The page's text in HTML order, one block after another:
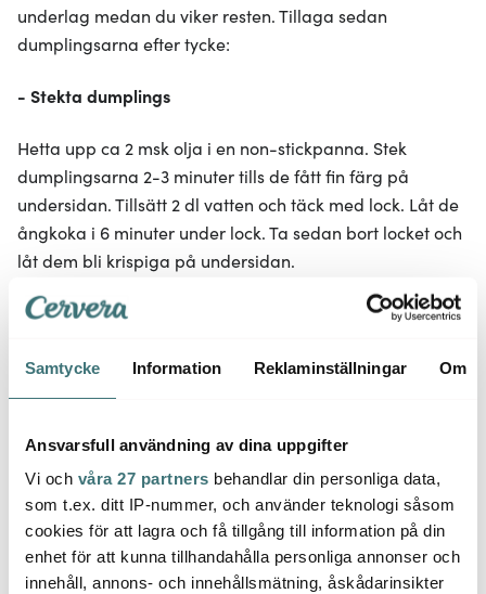
Samtycke Information Reklaminställningar Om
Ansvarsfull användning av dina uppgifter
Vi och våra 27 partners behandlar din personliga data,
som t.ex. ditt IP-nummer, och använder teknologi såsom
cookies för att lagra och få tillgång till information på din
enhet för att kunna tillhandahålla personliga annonser och
innehåll, annons- och innehållsmätning, åskådarinsikter
underlag medan du viker resten. Tillaga sedan
dumplingsarna efter tycke:
- Stekta dumplings
Hetta upp ca 2 msk olja i en non-stickpanna. Stek
dumplingsarna 2-3 minuter tills de fått fin färg på
undersidan. Tillsätt 2 dl vatten och täck med lock. Låt de
ångkoka i 6 minuter under lock. Ta sedan bort locket och
låt dem bli krispiga på undersidan.
- Ångade dumplings
Lägg dumplings på en bit bakplåtspapper i en
bambukorg. Koka upp vatten på hög värme och
- Kokta dumplings
Koka dumplings i lättsaltat vatten i 4-5 minuter.
4. Strimla ingefäran tunt. Ställ fram med